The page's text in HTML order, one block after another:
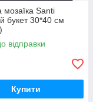
мозаїка Santi
букет 30*40 см
відправки
Купити